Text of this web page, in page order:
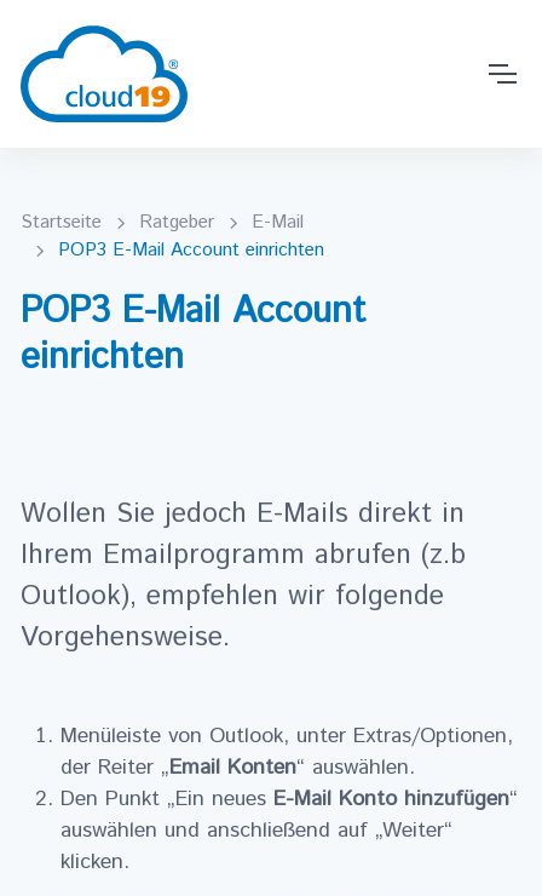
Startseite Ratgeber
E-Mail
POP3 E-Mail Account einrichten
POP3 E-Mail Account
einrichten
Wollen Sie jedoch E-Mails direkt in
Ihrem Emailprogramm abrufen (z.b
Outlook), empfehlen wir folgende
Vorgehensweise.
Menüleiste von Outlook, unter Extras/Optionen,
der Reiter „Email Konten“ auswählen.
Den Punkt „Ein neues E-Mail Konto hinzufügen“
auswählen und anschließend auf „Weiter“
klicken.